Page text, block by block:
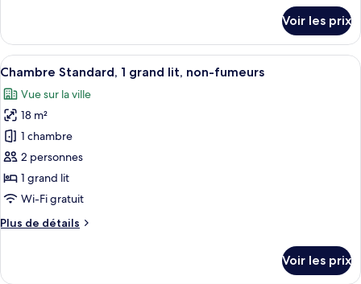
le
type
de
Chambre
Double
Deluxe
Voir les prix
Afficher
toutes
les
photos
pour
ce
type
de
chambre :
Chambre
Une chambre d’hôtel avec un
8
Chambre Standard, 1 grand lit, non-fumeurs
Vue sur la ville
18 m²
1 chambre
2 personnes
1 grand lit
Wi-Fi gratuit
Plus de détails
Plus
le
Voir les prix